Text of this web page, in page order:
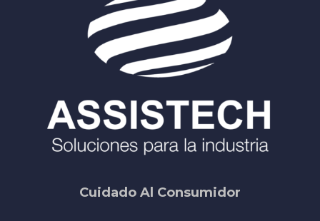
Cuidado Al Consumidor